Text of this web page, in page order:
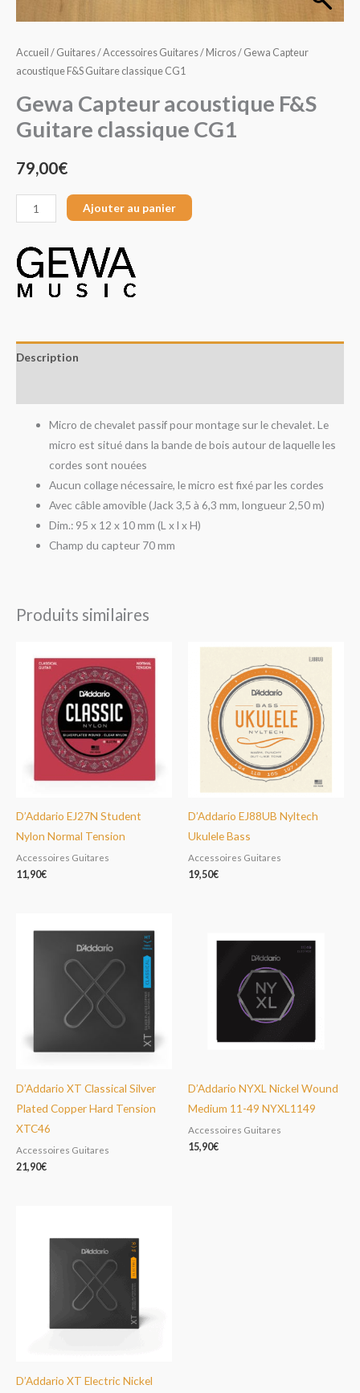
Accueil / Guitares/Accessoires Guitares/ Micros/ Gewa Capteur
acoustique F&S Guitare classique CG1
Gewa Capteur acoustique F&S
Guitare classique CG1
79,00€
classique
CG1
Ajouter au panier
Description
Micro de chevalet passif pour montage sur le chevalet. Le
micro est situé dans la bande de bois autour de laquelle les
cordes sont nouées
Aucun collage nécessaire, le micro est fixé par les cordes
Avec câble amovible (Jack 3,5 à 6,3 mm, longueur 2,50 m)
Dim.: 95 x 12 x 10 mm (L x l x H)
Champ du capteur 70 mm
Produits similaires
D’Addario EJ27N Student
Nylon Normal Tension
Accessoires Guitares
11,90€
D’Addario EJ88UB Nyltech
Ukulele Bass
Accessoires Guitares
19,50€
D’Addario XT Classical Silver
Plated Copper Hard Tension
XTC46
Accessoires Guitares
21,90€
D’Addario NYXL Nickel Wound
Medium 11-49 NYXL1149
Accessoires Guitares
15,90€
D’Addario XT Electric Nickel